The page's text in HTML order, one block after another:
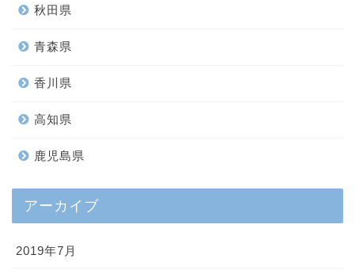
秋田県
青森県
香川県
高知県
鹿児島県
アーカイブ
2019年7月